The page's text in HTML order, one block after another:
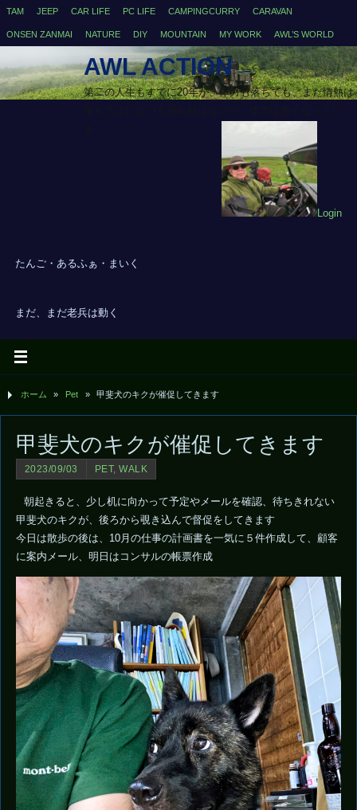
TAM JEEP CAR LIFE PC LIFE CAMPINGCURRY CARAVAN
ONSEN ZANMAI NATURE DIY MOUNTAIN MY WORK AWL’S WORLD
AWL ACTION
第二の人生もすでに20年が、体力も落ちても、まだ情熱は
Login
たんご・あるふぁ・まいく
まだ、まだ老兵は動く
ホーム » Pet » 甲斐犬のキクが催促してきます
甲斐犬のキクが催促してきます
2023/09/03 PET,WALK
朝起きると、少し机に向かって予定やメールを確認、待ちきれない
甲斐犬のキクが、後ろから覗き込んで督促をしてきます
今日は散歩の後は、10月の仕事の計画書を一気に５件作成して、顧客
に案内メール、明日はコンサルの帳票作成